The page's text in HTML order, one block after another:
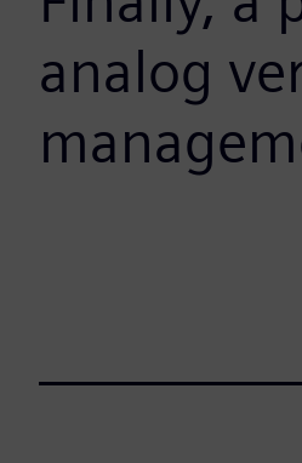
analog